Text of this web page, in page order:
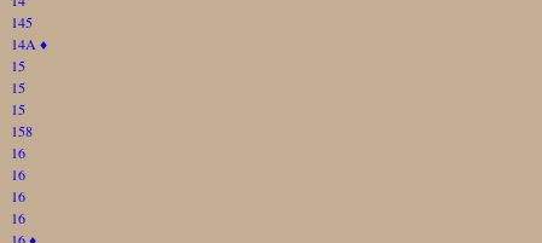
145
14A ♦
15
15
15
158
16
16
16
16
16♦